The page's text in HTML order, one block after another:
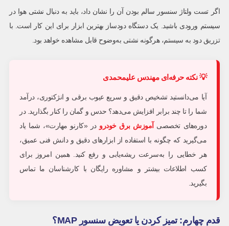
اگر تست ولتاژ سنسور سالم بودن آن را نشان داد، باید به دنبال نشتی هوا در
سیستم ورودی باشید. یک دستگاه دودساز بهترین ابزار برای این کار است. با
تزریق دود به سیستم، هرگونه نشتی به‌وضوح قابل مشاهده خواهد بود.
آیا می‌دانستید تشخیص دقیق و سریع عیوب برقی و انژکتوری، درآمد
شما را تا چند برابر افزایش می‌دهد؟ حدس و گمان را کنار بگذارید. در
دوره‌های تخصصی
آموزش برق خودرو در «کارنو مهارت»، شما یاد
می‌گیرید که چگونه با استفاده از ابزارهای دقیق و دانش فنی عمیق،
هر خطایی را به‌سرعت ریشه‌یابی و رفع کنید. همین امروز برای
کسب اطلاعات بیشتر و مشاوره رایگان با کارشناسان ما تماس
بگیرید.
قدم چهارم: تمیز کردن یا تعویض سنسور MAP؟